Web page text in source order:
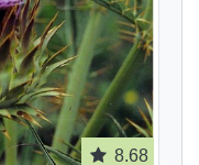
8.68